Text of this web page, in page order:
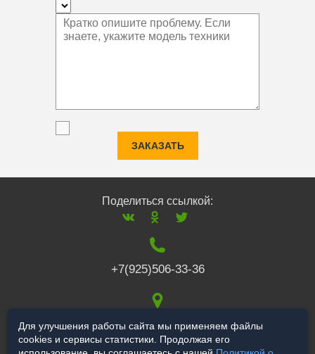
ЗАКАЗАТЬ
Поделиться ссылкой:
+7(925)506-33-36
117519,г. Москва,
Варшавское ш., 132
Для улучшения работы сайта мы применяем файлы
cookies и сервисы статистики. Продолжая его